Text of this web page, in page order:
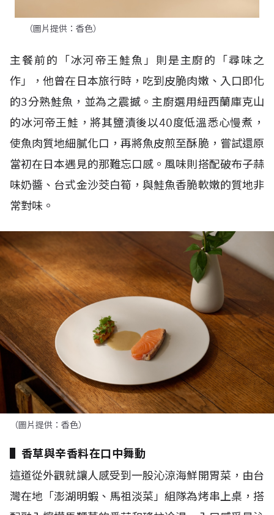
（圖片提供：香色）
主餐前的「冰河帝王鮭魚」則是主廚的「尋味之
作」，他曾在日本旅行時，吃到皮脆肉嫩、入口即化
的3分熟鮭魚，並為之震撼。主廚選用紐西蘭庫克山
的冰河帝王鮭，將其鹽漬後以40度低溫悉心慢煮，
使魚肉質地細膩化口，再將魚皮煎至酥脆，嘗試還原
當初在日本遇見的那難忘口感。風味則搭配破布子蒜
味奶醬、台式金沙茭白筍，與鮭魚香脆軟嫩的質地非
常對味。
（圖片提供：香色）
▌香草與辛香料在口中舞動
這道從外觀就讓人感受到一股沁涼海鮮開胃菜，由台
灣在地「澎湖明蝦、馬祖淡菜」組隊為烤串上桌，搭